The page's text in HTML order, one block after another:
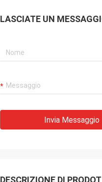
LASCIATE UN
Invia Messaggio
DESCRIZIONE DI